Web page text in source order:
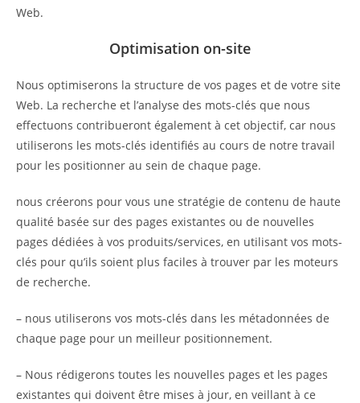
Web.
Optimisation on-site
Nous optimiserons la structure de vos pages et de votre site
Web. La recherche et l’analyse des mots-clés que nous
effectuons contribueront également à cet objectif, car nous
utiliserons les mots-clés identifiés au cours de notre travail
pour les positionner au sein de chaque page.
nous créerons pour vous une stratégie de contenu de haute
qualité basée sur des pages existantes ou de nouvelles
pages dédiées à vos produits/services, en utilisant vos mots-
clés pour qu’ils soient plus faciles à trouver par les moteurs
de recherche.
– nous utiliserons vos mots-clés dans les métadonnées de
chaque page pour un meilleur positionnement.
– Nous rédigerons toutes les nouvelles pages et les pages
existantes qui doivent être mises à jour, en veillant à ce